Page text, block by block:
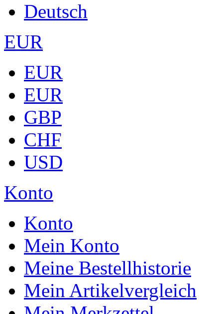
Deutsch
EUR
EUR
EUR
GBP
CHF
USD
Konto
Konto
Mein Konto
Meine Bestellhistorie
Mein Artikelvergleich